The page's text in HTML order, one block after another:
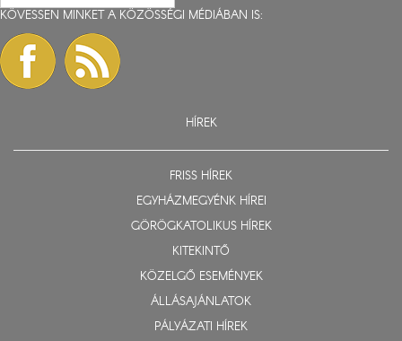
KÖVESSEN MINKET A KÖZÖSSÉGI MÉDIÁBAN IS:
HÍREK
FRISS HÍREK
EGYHÁZMEGYÉNK HÍREI
GÖRÖGKATOLIKUS HÍREK
KITEKINTŐ
KÖZELGŐ ESEMÉNYEK
ÁLLÁSAJÁNLATOK
PÁLYÁZATI HÍREK